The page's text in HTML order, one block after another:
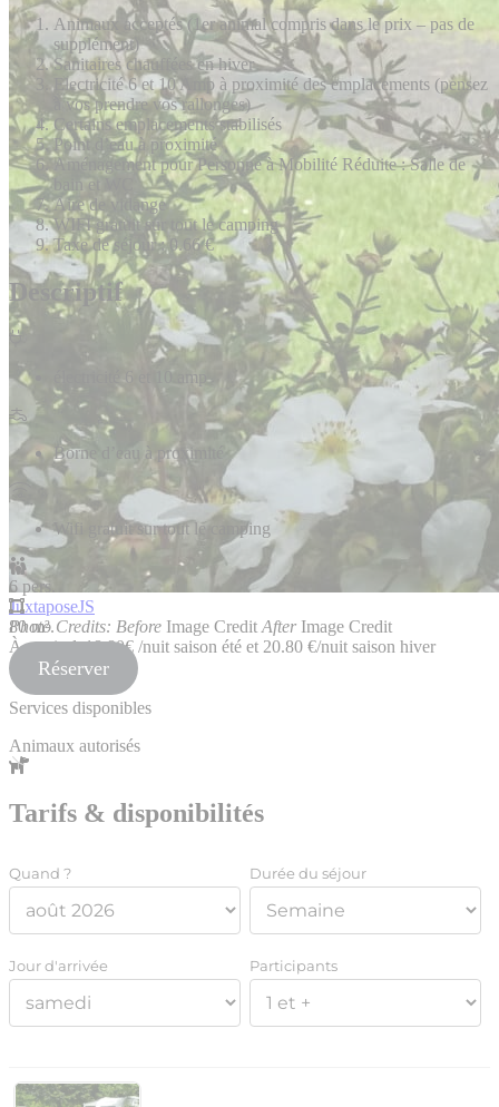
JuxtaposeJS
Photo Credits: Before Image Credit After Image Credit
Animaux acceptés (1er animal compris dans le prix – pas de
supplément)
Sanitaires chauffées en hiver
Electricité 6 et 10 Amp à proximité des emplacements (pensez
à vos prendre vos rallonges)
Certains emplacements stabilisés
Point d’eau à proximité
Aménagement pour Personne à Mobilité Réduite : Salle de
bain et WC
Aire de vidange
WIFI gratuit sur tout le camping
Taxe de séjour : 0.66 €
Descriptif
électricité 6 et 10 amp
Borne d’eau à proximité
Wifi gratuit sur tout le camping
6 pers.
80 m².
À partir de18.80€ /nuit saison été et 20.80 €/nuit saison hiver
Réserver
Services disponibles
Animaux autorisés
Tarifs & disponibilités